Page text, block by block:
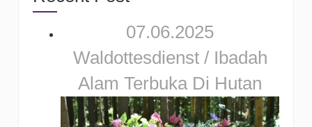
07.06.2025
Waldottesdienst / Ibadah
Alam Terbuka Di Hutan